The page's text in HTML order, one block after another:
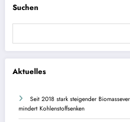
Suchen
Aktuelles
Seit 2018 stark steigender
mindert Kohlenstoffsenken